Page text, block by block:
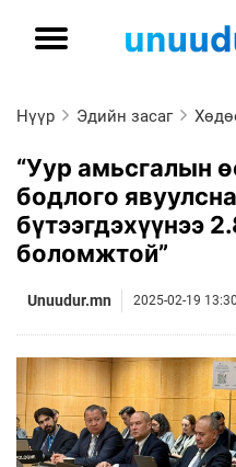
Нүүр Эдийн засаг
“Уур амьсгалын
бодлого
бүтээгдэхүүнээ
боломжтой”
Unuudur.mn 2025-02-19 13:30